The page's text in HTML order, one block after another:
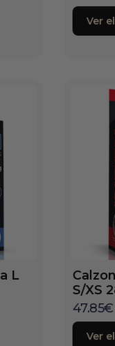
Ver
L
S/XS
47.85€
Ver